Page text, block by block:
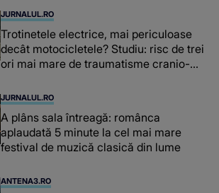
JURNALUL.RO
Trotinetele electrice, mai periculoase
decât motocicletele? Studiu: risc de trei
ori mai mare de traumatisme cranio-
JURNALUL.RO
A plâns sala întreagă: românca
aplaudată 5 minute la cel mai mare
festival de muzică clasică din lume
ANTENA3.RO